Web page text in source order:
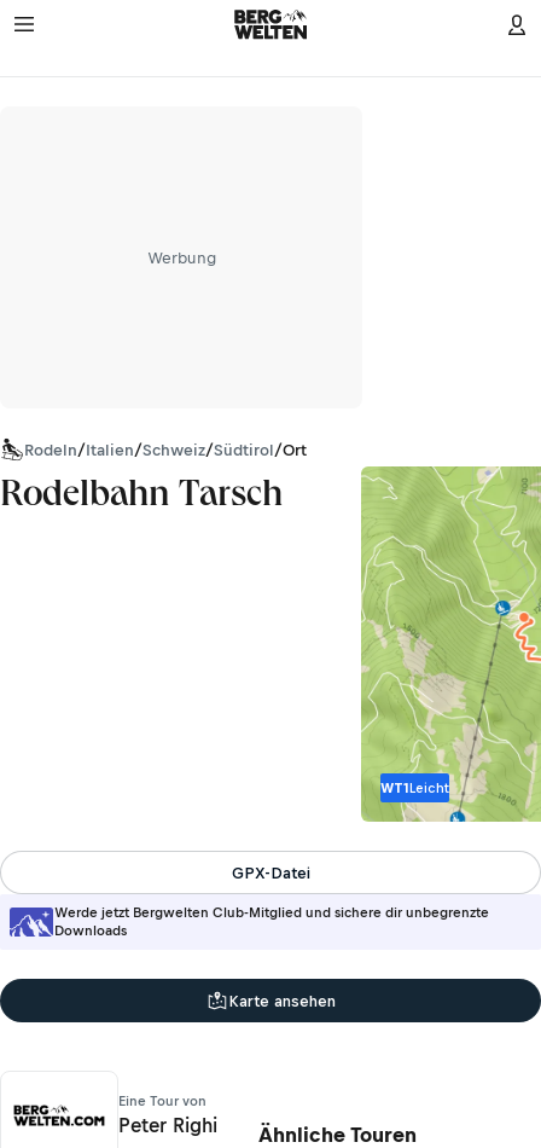
Werbung
Rodeln/Italien/Schweiz/Südtirol/Ortler-Alpen
Rodelbahn Tarsch
WT1Leicht
Werde jetzt Bergwelten Club-Mitglied und sichere dir unbegrenzte
Downloads
GPX-Datei
Karte ansehen
Eine Tour von
Peter Righi Ähnliche Touren